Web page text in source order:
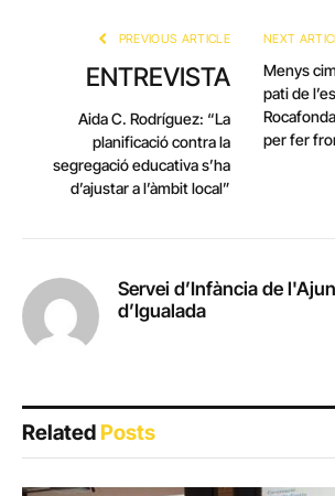
PREVIOUS ARTICLE
ENTREVISTA
Aida C. Rodríguez: “La
planificació contra la
segregació educativa s’ha
d’ajustar a l’àmbit local”
NEXT
Menys
pati de
per fer
Servei d’Infància de
d’Igualada
RelatedPosts